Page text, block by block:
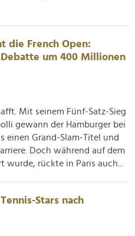
die French Open:
um 400 Millionen
Mit seinem Fünf-Satz-Sieg
gewann der Hamburger bei
einen Grand-Slam-Titel und
Doch während auf dem
rückte in Paris auch...
Stars nach